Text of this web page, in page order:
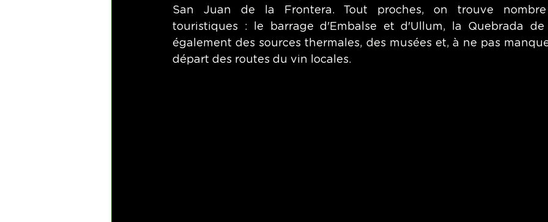
San Juan de la Frontera. Tout proches, on trouve nombre
touristiques : le barrage d'Embalse et d'Ullum, la Quebrada de
également des sources thermales, des musées et, à ne pas
départ des routes du vin locales.